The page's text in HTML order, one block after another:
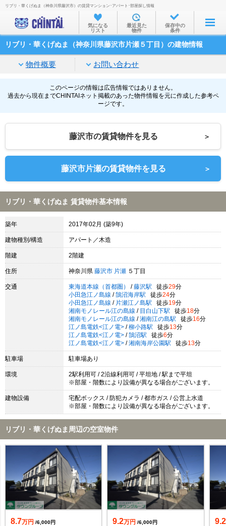
お部屋を探す
沿線・駅から
家賃相場から
通勤通学時間から
物件特集から
不動産会社から
TOP
リブリ・華くげぬま（神奈川県藤沢市）の賃貸マンション･アパート･部屋探し情報
気になる
リスト
最近見た
物件
保存中の
条件
リブリ・華くげぬま（神奈川県藤沢市片瀬５丁目）の建物情報
物件概要 お問い合わせ
このページの情報は広告情報ではありません。
過去から現在までCHINTAIネット掲載のあった物件情報を元に作成した参考ペ
ージです。
藤沢市の賃貸物件を見る ＞
藤沢市片瀬の賃貸物件を見る ＞
リブリ・華くげぬま 賃貸物件基本情報
築年 2017年02月 (築9年)
建物種別/構造 アパート／木造
階建 2階建
住所 神奈川県 藤沢市 片瀬 ５丁目
交通 東海道本線（首都圏） / 藤沢駅 徒歩29分
小田急江ノ島線 / 鵠沼海岸駅 徒歩24分
小田急江ノ島線 / 片瀬江ノ島駅 徒歩19分
湘南モノレール江の島線 / 目白山下駅 徒歩18分
湘南モノレール江の島線 / 湘南江の島駅 徒歩16分
江ノ島電鉄<江ノ電> / 柳小路駅 徒歩13分
江ノ島電鉄<江ノ電> / 鵠沼駅 徒歩6分
江ノ島電鉄<江ノ電> / 湘南海岸公園駅 徒歩13分
駐車場 駐車場あり
環境
2駅利用可 / 2沿線利用可 / 平坦地 / 駅まで平坦
※部屋・階数により設備が異なる場合がございます。
建物設備
宅配ボックス / 防犯カメラ / 都市ガス / 公営上水道
※部屋・階数により設備が異なる場合がございます。
リブリ・華くげぬま周辺の空室物件
8.7万円 /6,000円
9.2万円 /6,000円
9.2